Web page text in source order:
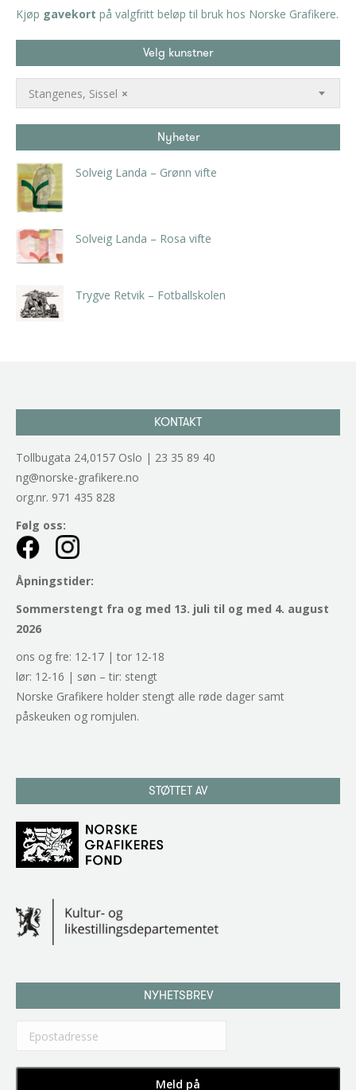
Kjøp gavekort på valgfritt beløp til bruk hos Norske Grafikere.
Velg kunstner
×
Stangenes, Sissel
Nyheter
Solveig Landa – Grønn vifte
Solveig Landa – Rosa vifte
Trygve Retvik – Fotballskolen
KONTAKT
Tollbugata 24,0157 Oslo | 23 35 89 40
ng@norske-grafikere.no
org.nr. 971 435 828
Følg oss:
Åpningstider:
Sommerstengt fra og med 13. juli til og med 4. august
2026
ons og fre: 12-17 | tor 12-18
lør: 12-16 | søn – tir: stengt
Norske Grafikere holder stengt alle røde dager samt
påskeuken og romjulen.
STØTTET AV
NYHETSBREV